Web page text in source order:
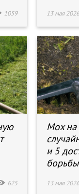
1059 13 мая
625
Мох на
и 5
13 мая